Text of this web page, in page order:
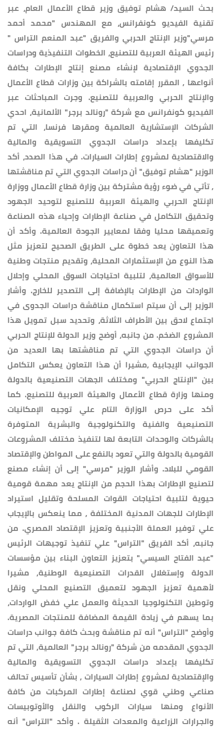
بحث السيد/ هشام توفيق وزير قطاع الأعمال العام، عبر
تقنية الفيديو كونفرانس، مع المهندس "محمد أحمد
مرسي"وزير الإنتاج الحربي والفريق "عبد المنعم التراس "
رئيس الهيئة العربية للتصنيع، الخطوات التنفيذية ودراسات
الجدوي الإقتصادية لإنشاء مصنع إنتاج الإطارات بكافة
أنواعها , المقرر إقامته بالشراكة بين وزارات قطاع الأعمال
والإنتاج الحربي والعربية للتصنيع. وجرت المباحثات عبر
الفيديو كونفرانس مع شركة "رونالد برجر" الألمانية، احدي
الشركات الإستشارية العالمية ومقرها فرنسا، التي تم
تكليفها بإعداد دراسات الجدوي التسويقية والمالية
والاقتصادية لمشروع إطارات السيارات. في هذا الصدد، أكد
الوزير "هشام توفيق" أن دراسات الجدوي التي تم مناقشتها
, تأتي في ضوء رؤية مشتركة بين وزارة قطاع الأعمال ووزارة
الإنتاج الحربي والهيئة العربية للتصنيع لتوحيد الجهود
وتحقيق التكامل في صناعة الإطارات وإحياء هذه الصناعة
وتعميقها محليا وفقا لمعايير الجودة العالمية. وأكد أن
هذا التعاون يعد خطوة على الطريق الصحيح لتعزيز مثل
هذا النوع من الإستثمارات المحلية، وتقديم منتجات وطنية
للأسواق العالمية، لتلبية احتياجات السوق المحلي وإحلال
الواردات من الإطارات بالإضافة إلى التصدير للخارج. وأشار
الوزير إلى أن سيتم استكمال مناقشة دراسات الجدوى في
اجتماع لاحق بين الأطراف الثلاثة، وتحديد سبل تمويل هذا
المشروع الضخم. من جانبه، أوضح وزير الدولة للإنتاج الحربي
أن دراسات الجدوي التي تم مناقشتها بها العديد من
الجوانب الإيجابية ,مشيرا أن هذا التعاون يعكس التكامل
بين "الإنتاج الحربي" ومختلف الجهات التصنيعية بالدولة
ومنها وزارة قطاع الأعمال والهيئة العربية للتصنيع. كما
أكد على حرص الوزارة التام علي توجيه الإمكانيات
التصنيعية والفنية والتكنولوجية والبشرية المتوفرة
بالشركات والوحدات التابعة لها لتنفيذ مختلف المشروعات
القومية بالدولة والتي تعود بالنفع على المواطن والإقتصاد
القومي للبلاد. وأشار الوزير "مرسي" إلى أن إنشاء مصنع
لتصنيع الإطارات بهذا الحجم من الإنتاج يعد مهمة قومية
حيوية لتلبية احتياجات القوات المسلحة وتقليل استيراد
الإطارات للجهات المدنية المختلفة , مما ينعكس بالإيجاب
علي توفير العملة الأجنبية وتعزيز الإقتصاد المصري. من
جانبه، أكد الفريق "التراس" علي تنفيذ توجيهات الرئيس
"عبد الفتاح السيسي" بتعزيز التعاون البناء بين مؤسسات
الدولة وإستغلال القدرات التصنيعية الوطنية, مشيرا
لأهمية تعزيز الجهود لتعميق التصنيع المحلي ونقل
وتوطين التكنولوجيا الحديثة والعمل علي خفض الواردات،
بما يسهم في زيادة القيمة المضافة للمنتجات المصرية.
وأوضح "التراس" أنه تم مناقشة وبحث كافة جوانب دراسات
الجدوي المقدمه من شركة "رونالد برجر" العالمية, التي تم
تكليفها بإعداد دراسات الجدوي التسويقية والمالية
والإقتصادية لمشروع إطارات السيارات , بشأن تأسيس تحالف
صناعي وطني قوي لصناعة إطارات المركبات من كافة
الأنواع ومنها سيارات الركوب والنقل والأوتوبيسات
والجرارات الزراعية والمعدات الثقيلة . وأكد "التراس" أنه